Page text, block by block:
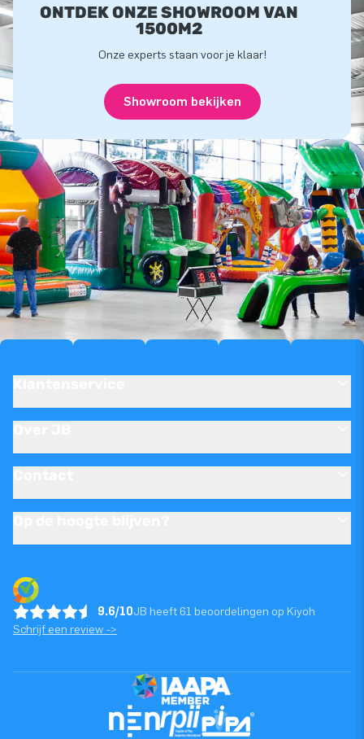
ONTDEK ONZE SHOWROOM VAN
1500M2
Onze experts staan voor je klaar!
Showroom bekijken
9.6/10JB heeft 61 beoordelingen op Kiyoh
Schrijf een review ->